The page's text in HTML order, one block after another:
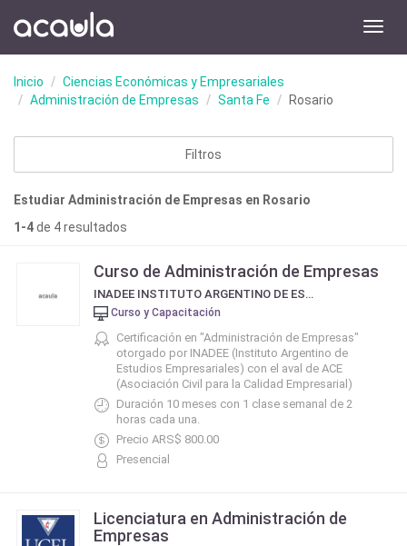
Inicio
Ciencias Económicas y Empresariales
Administración de Empresas
Santa Fe Rosario
Filtros
Estudiar Administración de Empresas en Rosario
1-4de 4 resultados
Curso de Administración de Empresas
INADEE INSTITUTO ARGENTINO DE ESTUDIOS EMPRESARIALES
Curso y Capacitación
Certificación en "Administración de Empresas"
otorgado por INADEE (Instituto Argentino de
Estudios Empresariales) con el aval de ACE
(Asociación Civil para la Calidad Empresarial)
Duración 10 meses con 1 clase semanal de 2
horas cada una.
Precio ARS$ 800.00
Presencial
Licenciatura en Administración de
Empresas